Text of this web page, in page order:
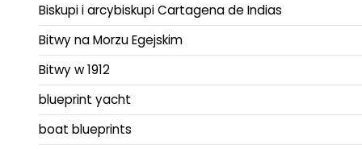
Biskupi i arcybiskupi Cartagena de Indias
Bitwy na Morzu Egejskim
Bitwy w 1912
blueprint yacht
boat blueprints